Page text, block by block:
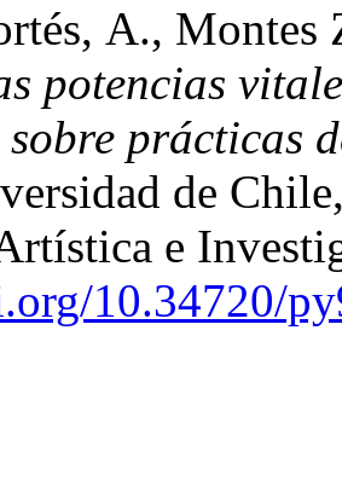
A., Montes
potencias
prácticas
de
e
10.34720/